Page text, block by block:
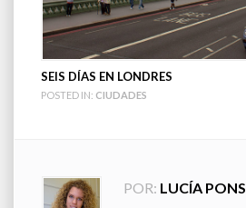
SEIS DÍAS EN LONDRES
POSTED IN: CIUDADES
POR: LUCÍA PONS